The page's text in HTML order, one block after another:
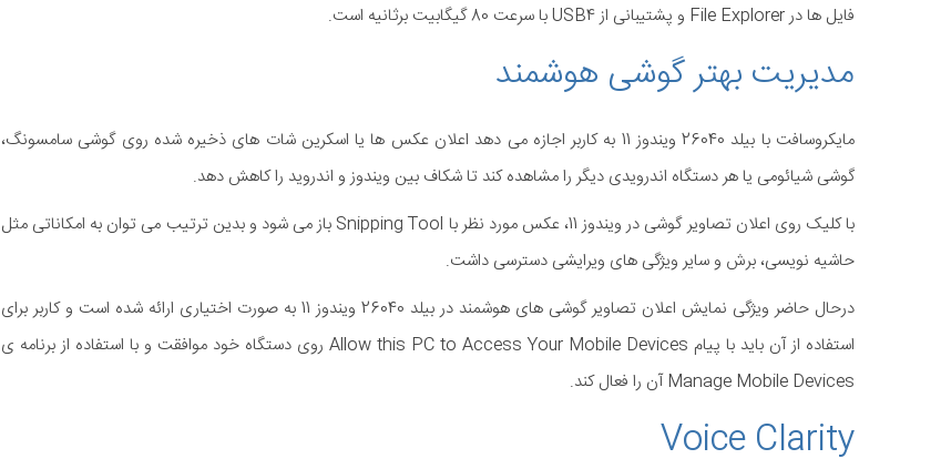
فایل ها در File Explorer و پشتیبانی از USB4 با سرعت 80 گیگابیت برثانیه است.
مدیریت بهتر گوشی هوشمند
مایکروسافت با بیلد 26040 ویندوز 11 به کاربر اجازه می دهد اعلان عکس ها یا اسکرین شات های ذخیره شده روی گوشی سامسونگ،
گوشی شیائومی یا هر دستگاه اندرویدی دیگر را مشاهده کند تا شکاف بین ویندوز و اندروید را کاهش دهد.
با کلیک روی اعلان تصاویر گوشی در ویندوز 11، عکس مورد نظر با Snipping Tool باز می شود و بدین ترتیب می توان به امکاناتی مثل
حاشیه نویسی، برش و سایر ویژگی های ویرایشی دسترسی داشت.
درحال حاضر ویژگی نمایش اعلان تصاویر گوشی های هوشمند در بیلد 26040 ویندوز 11 به صورت اختیاری ارائه شده است و کاربر برای
استفاده از آن باید با پیام Allow this PC to Access Your Mobile Devices روی دستگاه خود موافقت و با استفاده از برنامه ی
Manage Mobile Devices آن را فعال کند.
Voice Clarity